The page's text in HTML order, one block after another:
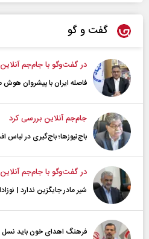
گفت و گو
در گفت‌و‌گو با جام‌جم
فاصله ایران با پیشرو‌ان
جام‌جم آنلاین بررسی کرد
باج‌نیوزها؛ باج‌گیری در لباس
در گفت‌و‌گو با جام‌جم
شیر مادر جایگزین ندارد |
فرهنگ اهدای خون باید نسل